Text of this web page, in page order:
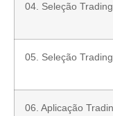
04. Seleção
05. Seleção
06. Aplicação